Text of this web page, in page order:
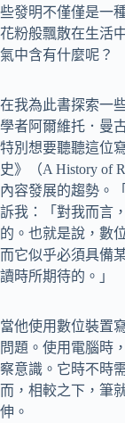
些發明不僅僅是一
花粉般飄散在生活
氣中含有什麼呢？
在我為此書探索一
學者阿爾維托．曼
特別想要聽聽這位
史》（A History of
內容發展的趨勢。
訴我：「對我而言
的。也就是說，數
而它似乎必須具備
讀時所期待的。」
當他使用數位裝置
問題。使用電腦時
察意識。它時不時
而，相較之下，筆
伸。